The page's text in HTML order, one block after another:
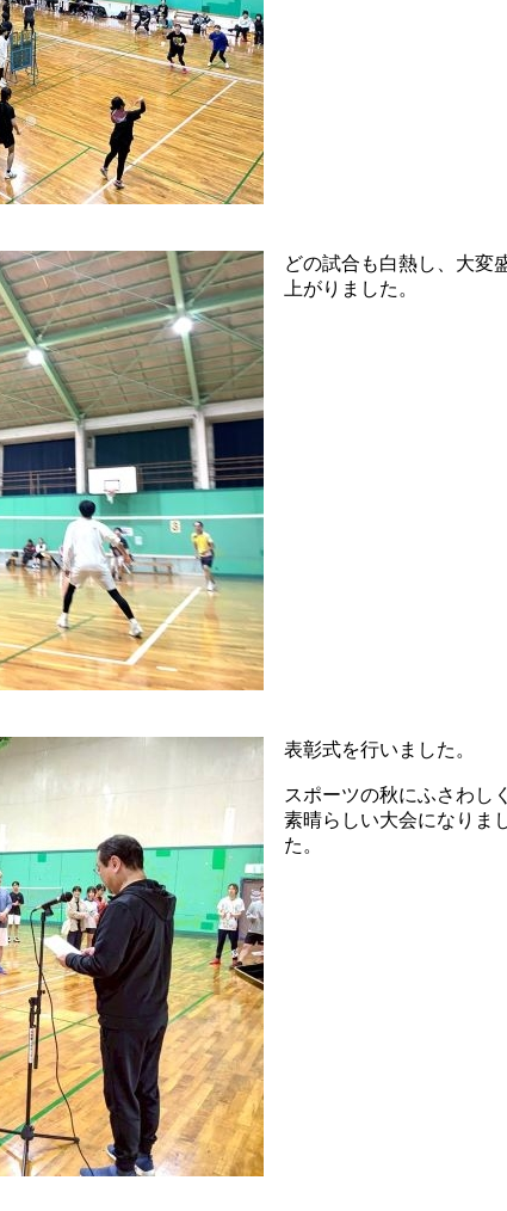
どの試合も白熱し、大変
上がりました。
表彰式を行いました。
スポーツの秋にふさわし
素晴らしい大会になりま
た。